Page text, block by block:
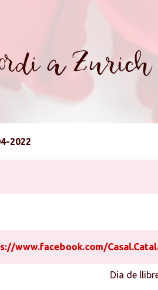
a Zurich
2022
www.facebook.com/
Dia de